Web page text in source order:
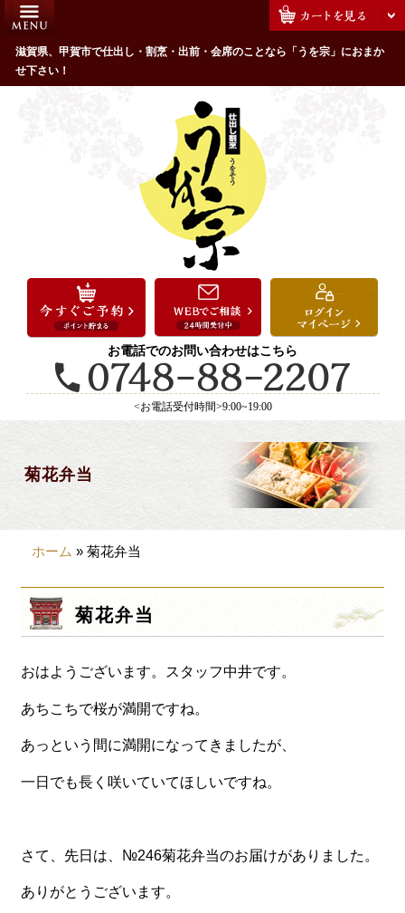
滋賀県、甲賀市で仕出し・割烹・出前・会席のことなら「うを宗」におまか
せ下さい！
お電話でのお問い合わせはこちら
<お電話受付時間>9:00~19:00
菊花弁当
HOME
うを宗のこだわり
配達エリア・注文方法
お祝い・ハレの日
法事・法要
接待・おもてなし
会議・セミナー弁当
製薬会社様向け
観光・行楽
価格から選ぶ
~999円
1,000~1,999円
2,000~2,999円
3,000~3999円
4,000~7999円
食材から選ぶ
ホーム »菊花弁当
菊花弁当
おはようございます。スタッフ中井です。
あちこちで桜が満開ですね。
あっという間に満開になってきましたが、
一日でも長く咲いていてほしいですね。
さて、先日は、№246菊花弁当のお届けがありました。
ありがとうございます。